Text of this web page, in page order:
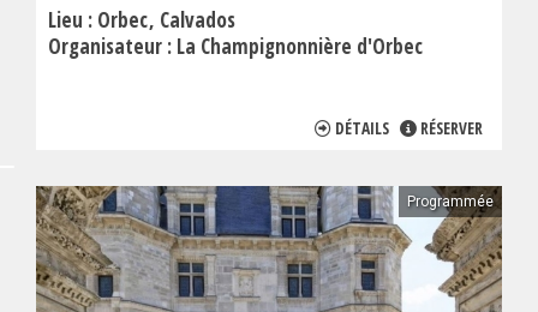
Lieu : Orbec Calvados
Organisateur : La Champignonnière d'Orbec
DÉTAILS RÉSERVER
Programmée